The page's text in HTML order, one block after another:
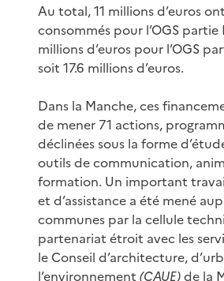
Au total, 11 millions d’euros
consommés pour l’OGS partie
millions d’euros pour l’OGS
soit 17.6 millions d’euros.
Dans la Manche, ces
de mener 71 actions,
déclinées sous la forme
outils de communication,
formation. Un important
et d’assistance a été mené
communes par la cellule
partenariat étroit avec les
le Conseil d’architecture,
l’environnement (CAUE)de la